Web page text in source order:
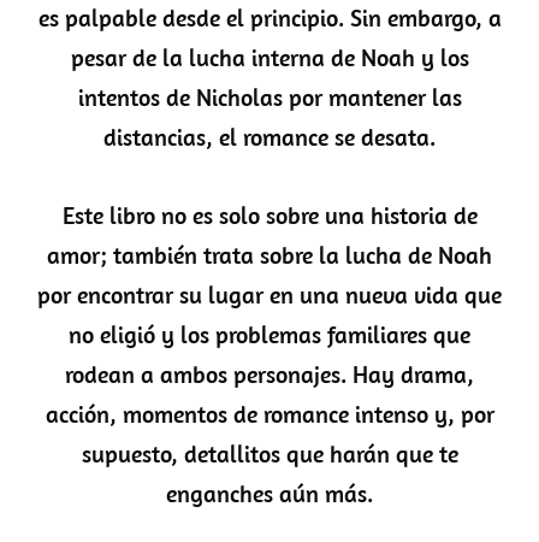
es palpable desde el principio. Sin embargo, a
pesar de la lucha interna de Noah y los
intentos de Nicholas por mantener las
distancias, el romance se desata.
Este libro no es solo sobre una historia de
amor; también trata sobre la lucha de Noah
por encontrar su lugar en una nueva vida que
no eligió y los problemas familiares que
rodean a ambos personajes. Hay drama,
acción, momentos de romance intenso y, por
supuesto, detallitos que harán que te
enganches aún más.